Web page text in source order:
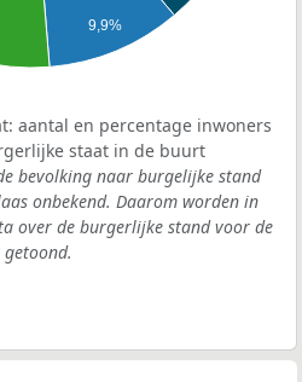
9,9%
aantal en percentage inwoners
staat in de buurt
bevolking naar burgelijke stand
onbekend. Daarom worden in
over de burgerlijke stand voor de
getoond.